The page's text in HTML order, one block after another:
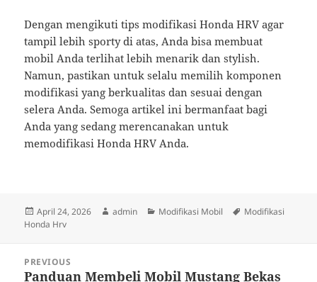
Dengan mengikuti tips modifikasi Honda HRV agar
tampil lebih sporty di atas, Anda bisa membuat
mobil Anda terlihat lebih menarik dan stylish.
Namun, pastikan untuk selalu memilih komponen
modifikasi yang berkualitas dan sesuai dengan
selera Anda. Semoga artikel ini bermanfaat bagi
Anda yang sedang merencanakan untuk
memodifikasi Honda HRV Anda.
Posted
on
April 24, 2026 Author
admin Categories
Modifikasi Mobil Tags
Modifikasi
Honda Hrv
navigation
PREVIOUS
Previous
Panduan Membeli Mobil Mustang Bekas